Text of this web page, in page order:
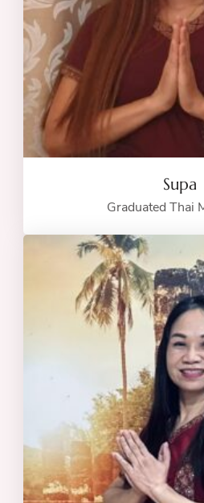
Supa
Graduated Thai